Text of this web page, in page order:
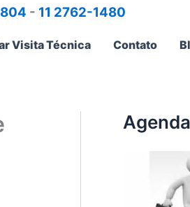
- 11 2762-1480
Visita Técnica Contato